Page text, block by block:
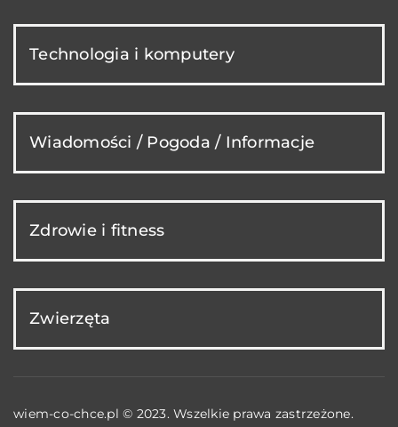
Technologia i komputery
Wiadomości / Pogoda / Informacje
Zdrowie i fitness
Zwierzęta
wiem-co-chce.pl © 2023. Wszelkie prawa zastrzeżone.